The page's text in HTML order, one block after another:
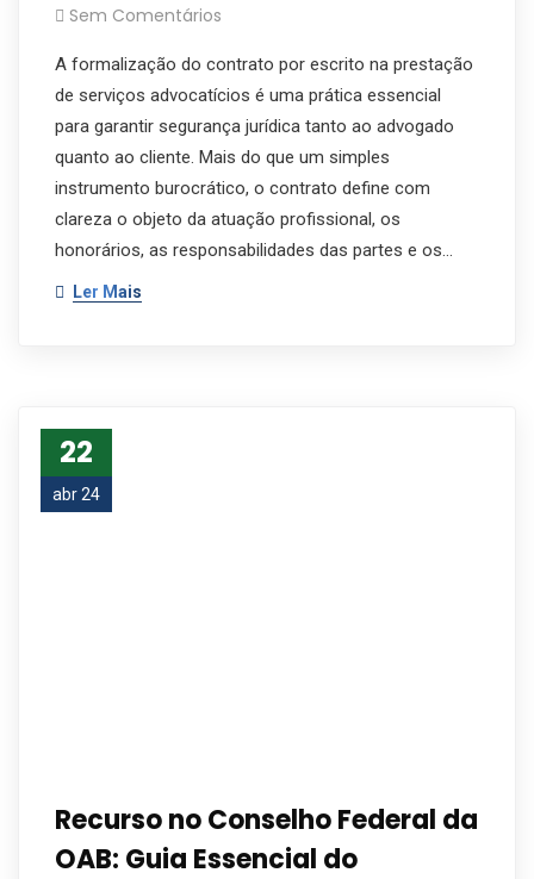
Sem Comentários
A formalização do contrato por escrito na prestação
de serviços advocatícios é uma prática essencial
para garantir segurança jurídica tanto ao advogado
quanto ao cliente. Mais do que um simples
instrumento burocrático, o contrato define com
clareza o objeto da atuação profissional, os
honorários, as responsabilidades das partes e os…
Ler Mais
22
abr 24
Recurso no Conselho Federal da
OAB: Guia Essencial do